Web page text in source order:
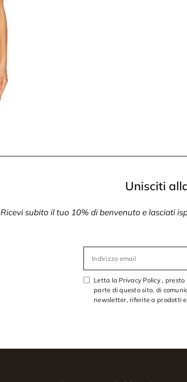
Unisciti
Ricevi subito il tuo 10% di benvenuto e lasciati
Indirizzo email
Letta la Privacy Policy , presto
parte di questo sito, di
newsletter, riferite a prodotti